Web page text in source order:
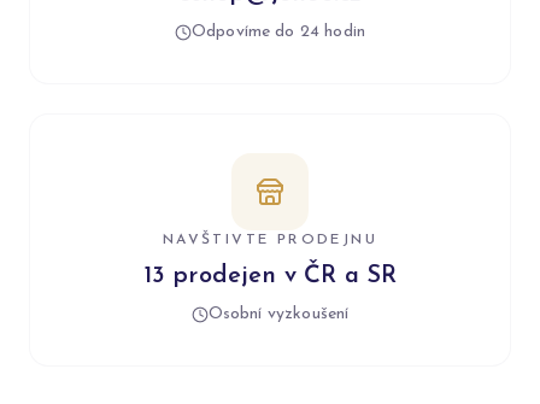
Odpovíme do 24 hodin
NAVŠTIVTE PRODEJNU
13 prodejen v ČR a SR
Osobní vyzkoušení